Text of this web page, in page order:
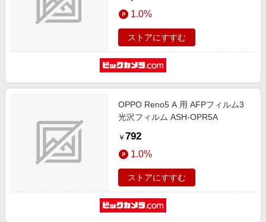
1.0%
ストアにすすむ
OPPO Reno5 A 用 AFPフィルム3
光沢フィルム ASH-OPR5A
￥ 792
1.0%
ストアにすすむ